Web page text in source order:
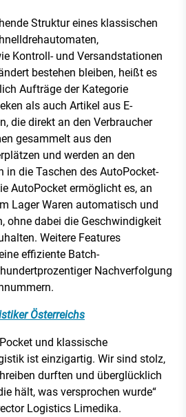
Struktur eines klassischen
Kontroll- und Versandstationen
bestehen bleiben, heißt es
Aufträge der Kategorie
als auch Artikel aus E-
die direkt an den Verbraucher
gesammelt aus den
und werden an den
in die Taschen des AutoPocket-
AutoPocket ermöglicht es, an
Lager Waren automatisch und
ohne dabei die Geschwindigkeit
Weitere Features
effiziente Batch-
Nachverfolgung
Österreichs
und klassische
ist einzigartig. Wir sind stolz,
durften und überglücklich
hält, was versprochen wurde“
Logistics Limedika.